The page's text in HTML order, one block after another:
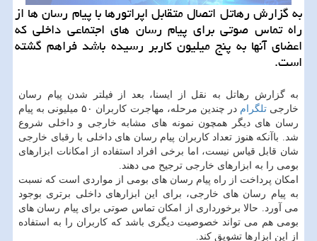
به گزارش رهاتل اتصال متقابل اپراتورها با پیام رسان ها از
راه تماس صوتی برای پیام رسان های اجتماعی داخلی كه
اعضای آنها به پنج میلیون كاربر رسیده باشد فراهم گشته
است.
به گزارش رهاتل به نقل از ایسنا، بعد از فیلتر شدن پیام رسان
خارجیتلگرام
در چندین مرحله، مهاجرت کاربران ۵۰ میلیونی به پیام
رسان های دیگر همچون نمونه های مشابه خارجی و داخلی شروع
شد. باآنکه هنوز تعداد کاربران پیام رسان های داخلی با رقبای خارجی
شان قابل قیاس نیست، اما برخی افراد استفاده از امکانات ابزارهای
بومی را به ابزارهای خارجی ترجیح می دهند.
امکان پرداخت از راه پیام رسان های بومی از مواردی است که نسبت
به پیام رسان های خارجی، برای این ابزارهای داخلی برتری بوجود
می آورد. حالا برخورداری از امکان تماس صوتی برای پیام رسان های
بومی هم می تواند خصوصیت دیگری باشد که کاربران را به استفاده
از این ابزارها تشویق کند.